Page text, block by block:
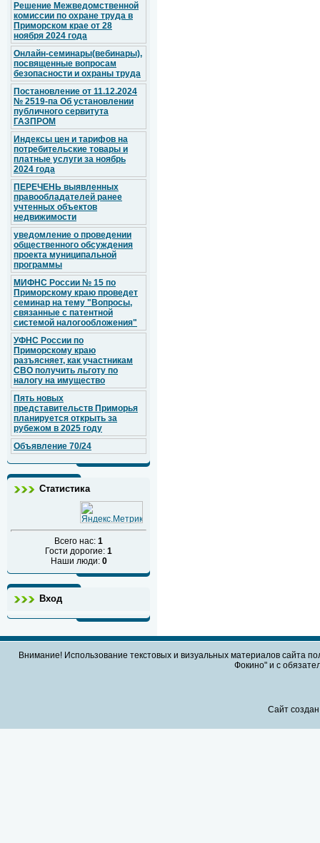
Решение Межведомственной
комиссии по охране труда в
Приморском крае от 28
ноября 2024 года
Онлайн-семинары(вебинары),
посвященные вопросам
безопасности и охраны труда
Постановление от 11.12.2024
№ 2519-па Об установлении
публичного сервитута
ГАЗПРОМ
Индексы цен и тарифов на
потребительские товары и
платные услуги за ноябрь
2024 года
ПЕРЕЧЕНЬ выявленных
правообладателей ранее
учтенных объектов
недвижимости
уведомление о проведении
общественного обсуждения
проекта муниципальной
программы
МИФНС России № 15 по
Приморскому краю проведет
семинар на тему "Вопросы,
связанные с патентной
системой налогообложения"
УФНС России по
Приморскому краю
разъясняет, как участникам
СВО получить льготу по
налогу на имущество
Пять новых
представительств Приморья
планируется открыть за
рубежом в 2025 году
Объявление 70/24
Статистика
Всего нас: 1
Гости дорогие: 1
Наши люди: 0
Вход
Внимание! Использование текстовых и визуальных материалов сайта
Фокино" и с
Сайт